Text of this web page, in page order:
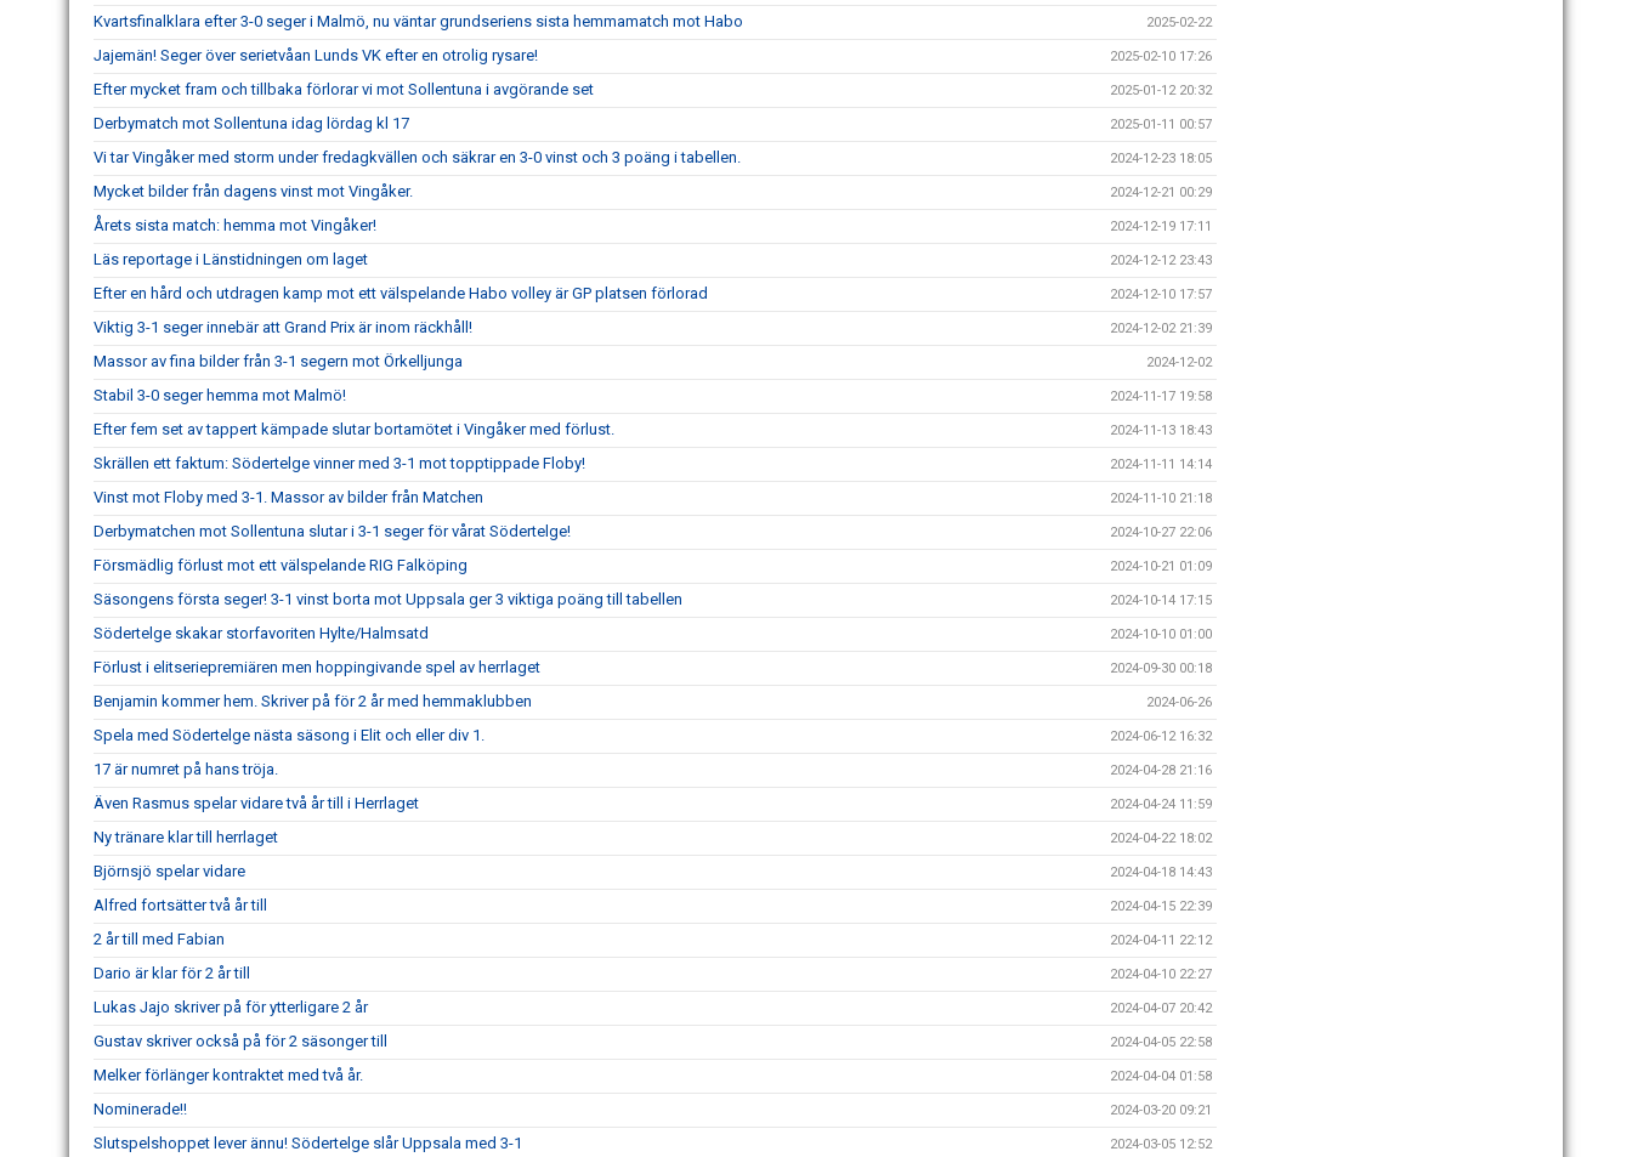
Kvartsfinalklara efter 3-0 seger i Malmö, nu väntar grundseriens sista hemmamatch mot Habo 2025-02-22
Jajemän! Seger över serietvåan Lunds VK efter en otrolig rysare! 2025-02-10 17:26
Efter mycket fram och tillbaka förlorar vi mot Sollentuna i avgörande set 2025-01-12 20:32
Derbymatch mot Sollentuna idag lördag kl 17 2025-01-11 00:57
Vi tar Vingåker med storm under fredagkvällen och säkrar en 3-0 vinst och 3 poäng i tabellen. 2024-12-23 18:05
Mycket bilder från dagens vinst mot Vingåker. 2024-12-21 00:29
Årets sista match: hemma mot Vingåker! 2024-12-19 17:11
Läs reportage i Länstidningen om laget 2024-12-12 23:43
Efter en hård och utdragen kamp mot ett välspelande Habo volley är GP platsen förlorad 2024-12-10 17:57
Viktig 3-1 seger innebär att Grand Prix är inom räckhåll! 2024-12-02 21:39
Massor av fina bilder från 3-1 segern mot Örkelljunga 2024-12-02
Stabil 3-0 seger hemma mot Malmö! 2024-11-17 19:58
Efter fem set av tappert kämpade slutar bortamötet i Vingåker med förlust. 2024-11-13 18:43
Skrällen ett faktum: Södertelge vinner med 3-1 mot topptippade Floby! 2024-11-11 14:14
Vinst mot Floby med 3-1. Massor av bilder från Matchen 2024-11-10 21:18
Derbymatchen mot Sollentuna slutar i 3-1 seger för vårat Södertelge! 2024-10-27 22:06
Försmädlig förlust mot ett välspelande RIG Falköping 2024-10-21 01:09
Säsongens första seger! 3-1 vinst borta mot Uppsala ger 3 viktiga poäng till tabellen 2024-10-14 17:15
Södertelge skakar storfavoriten Hylte/Halmsatd 2024-10-10 01:00
Förlust i elitseriepremiären men hoppingivande spel av herrlaget 2024-09-30 00:18
Benjamin kommer hem. Skriver på för 2 år med hemmaklubben 2024-06-26
Spela med Södertelge nästa säsong i Elit och eller div 1. 2024-06-12 16:32
17 är numret på hans tröja. 2024-04-28 21:16
Även Rasmus spelar vidare två år till i Herrlaget 2024-04-24 11:59
Ny tränare klar till herrlaget 2024-04-22 18:02
Björnsjö spelar vidare 2024-04-18 14:43
Alfred fortsätter två år till 2024-04-15 22:39
2 år till med Fabian 2024-04-11 22:12
Dario är klar för 2 år till 2024-04-10 22:27
Lukas Jajo skriver på för ytterligare 2 år 2024-04-07 20:42
Gustav skriver också på för 2 säsonger till 2024-04-05 22:58
Melker förlänger kontraktet med två år. 2024-04-04 01:58
Nominerade!! 2024-03-20 09:21
Slutspelshoppet lever ännu! Södertelge slår Uppsala med 3-1 2024-03-05 12:52